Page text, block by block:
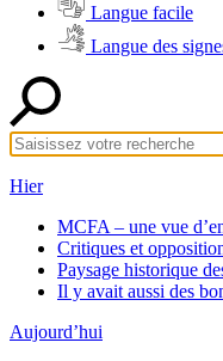
Langue facile
Langue des
Hier
MCFA – une vue
Critiques et
Paysage historique
Il y avait aussi des
Aujourd’hui